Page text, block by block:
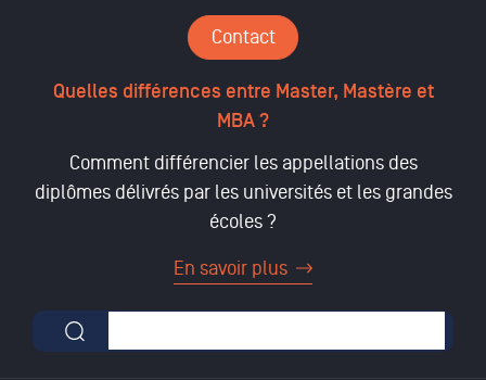
Contact
Quelles différences entre Master, Mastère et
MBA ?
Comment différencier les appellations des
diplômes délivrés par les universités et les grandes
écoles ?
En savoir plus
Formulaire de recherche